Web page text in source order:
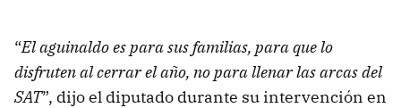
“El aguinaldo es para sus familias, para que lo
disfruten al cerrar el año, no para llenar las arcas del
SAT”, dijo el diputado durante su intervención en